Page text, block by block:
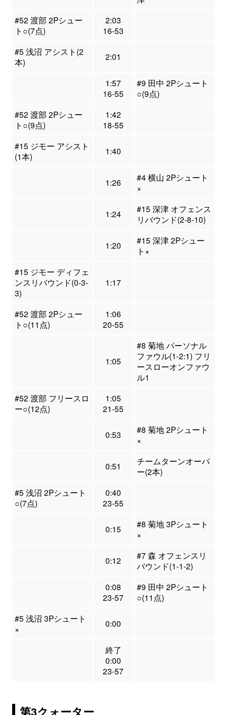
#52 渡部 2Pシュー
ト○(7点)
2:03
16-53
#5 浅沼 アシスト(2
本)
2:01
1:57
16-55
#9 田中 2Pシュート
○(9点)
#52 渡部 2Pシュー
ト○(9点)
1:42
18-55
#15 ジモー アシスト
(1本)
1:40
1:26
#4 横山 2Pシュート
×
1:24
#15 深津 オフェンス
リバウンド(2-8-10)
1:20
#15 深津 2Pシュー
ト×
#15 ジモー ディフェ
ンスリバウンド(0-3-
3)
1:17
#52 渡部 2Pシュー
ト○(11点)
1:06
20-55
1:05
#8 菊地 パーソナル
ファウル(1-2:1) フリ
ースローオンファウ
ル1
#52 渡部 フリースロ
ー○(12点)
1:05
21-55
0:53
#8 菊地 2Pシュート
×
0:51
チームターンオーバ
ー(2本)
#5 浅沼 2Pシュート
○(7点)
0:40
23-55
0:15
#8 菊地 3Pシュート
×
0:12
#7 森 オフェンスリ
バウンド(1-1-2)
0:08
23-57
#9 田中 2Pシュート
○(11点)
#5 浅沼 3Pシュート
×
0:00
終了
0:00
23-57